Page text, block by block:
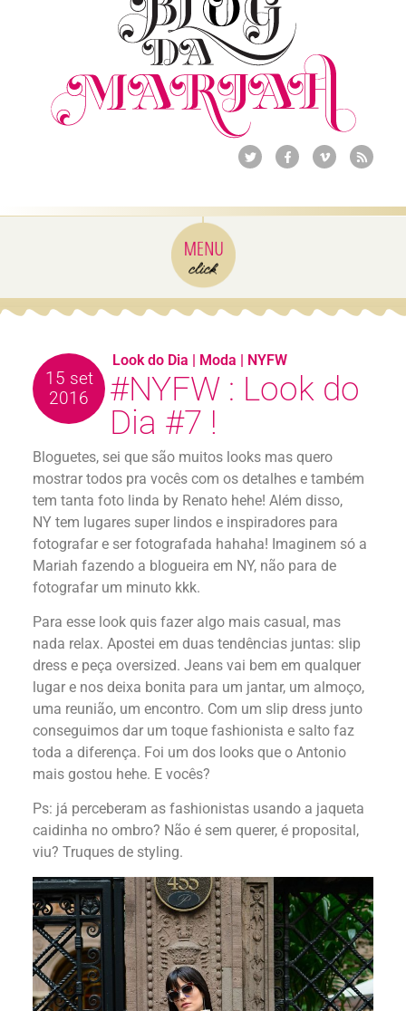
15 set
2016
#NYFW : Look do
Dia #7 !
Bloguetes, sei que são muitos looks mas quero
mostrar todos pra vocês com os detalhes e também
tem tanta foto linda by Renato hehe! Além disso,
NY tem lugares super lindos e inspiradores para
fotografar e ser fotografada hahaha! Imaginem só a
Mariah fazendo a blogueira em NY, não para de
fotografar um minuto kkk.
Para esse look quis fazer algo mais casual, mas
nada relax. Apostei em duas tendências juntas: slip
dress e peça oversized. Jeans vai bem em qualquer
lugar e nos deixa bonita para um jantar, um almoço,
uma reunião, um encontro. Com um slip dress junto
conseguimos dar um toque fashionista e salto faz
toda a diferença. Foi um dos looks que o Antonio
mais gostou hehe. E vocês?
Ps: já perceberam as fashionistas usando a jaqueta
caidinha no ombro? Não é sem querer, é proposital,
viu? Truques de styling.
Look do Dia | Moda | NYFW